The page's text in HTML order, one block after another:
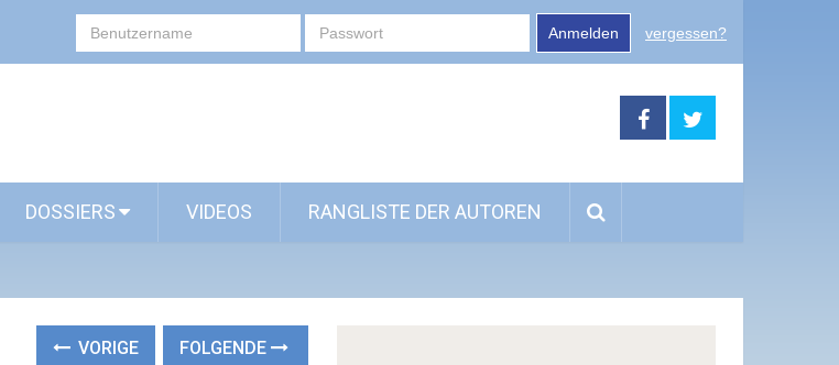
Anmelden vergessen?
DOSSIERS VIDEOS RANGLISTE DER AUTOREN
VORIGE FOLGENDE